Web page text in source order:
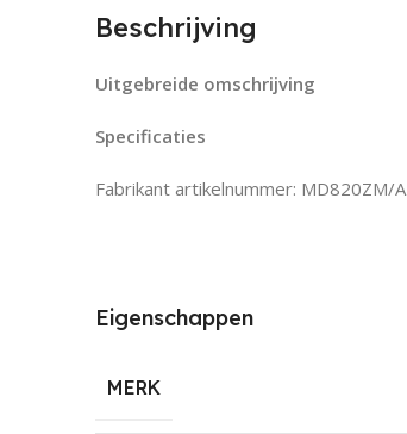
Beschrijving
Uitgebreide omschrijving
Specificaties
Fabrikant artikelnummer: MD820ZM/A
Eigenschappen
MERK